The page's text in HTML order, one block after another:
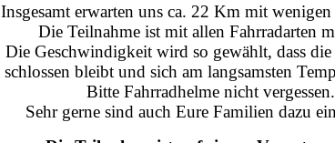
Insgesamt erwarten uns ca. 22 Km mit
Die Teilnahme ist mit allen Fahrradarten
Die Geschwindigkeit wird so gewählt, dass
schlossen bleibt und sich am langsamsten
Bitte Fahrradhelme nicht vergessen.
Sehr gerne sind auch Eure Familien dazu